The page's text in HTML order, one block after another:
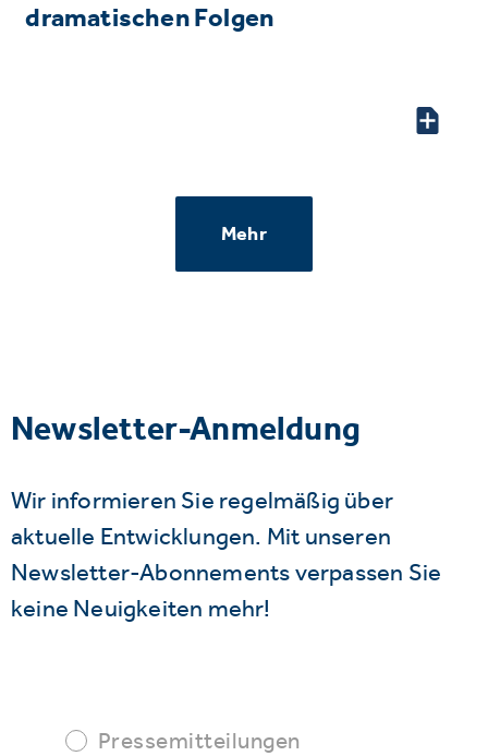
dramatischen Folgen
Mehr
Newsletter-Anmeldung
Wir informieren Sie regelmäßig über
aktuelle Entwicklungen. Mit unseren
Newsletter-Abonnements verpassen Sie
keine Neuigkeiten mehr!
Pressemitteilungen